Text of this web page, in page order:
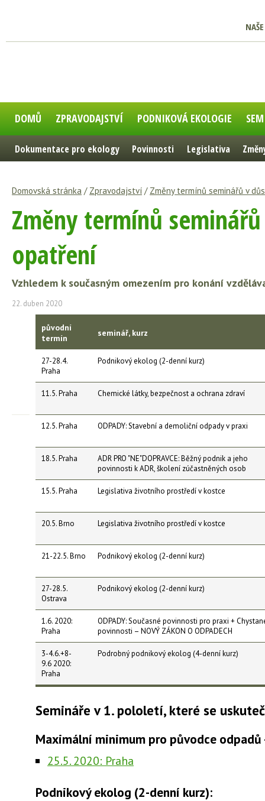
DOMŮ ZPRAVODAJSTVÍ PODNIKOVÁ EKOLOGIE
Dokumentace pro ekology Povinnosti Legislativa
Domovská stránka / Zpravodajství / Změny termínů seminářů v
Změny termínů
opatření
Vzhledem k současným omezením pro konání
22. duben 2020
původní
termín
seminář, kurz
27-28.4.
Praha
Podnikový ekolog (2-denní kurz)
11.5. Praha Chemické látky, bezpečnost a ochrana zdraví
12.5. Praha ODPADY: Stavební a demoliční odpady v praxi
18.5. Praha
ADR PRO "NE"DOPRAVCE: Běžný podnik a jeho
povinnosti k ADR, školení zúčastněných osob
15.5. Praha Legislativa životního prostředí v kostce
20.5. Brno Legislativa životního prostředí v kostce
21-22.5. Brno Podnikový ekolog (2-denní kurz)
27-28.5.
Ostrava
Podnikový ekolog (2-denní kurz)
1.6. 2020:
Praha
ODPADY: Současné povinnosti pro praxi +
povinnosti – NOVÝ ZÁKON O ODPADECH
3-4.6.+8-
9.6 2020:
Praha
Podrobný podnikový ekolog (4-denní kurz)
Semináře v 1. pololetí, které se
Maximální minimum pro původce odpadů
25.5. 2020: Praha
Podnikový ekolog (2-denní kurz):